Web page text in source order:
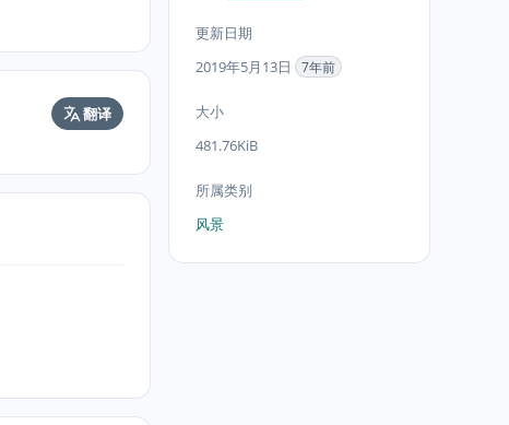
翻译
更新日期
2019年5月13日
7年前
大小
481.76KiB
所属类别
风景